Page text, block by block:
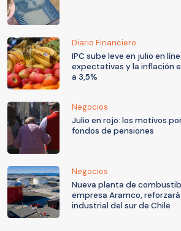
Diario Financiero
IPC sube leve en julio en
expectativas y la inflación
a 3,5%
Negocios
Julio en rojo: los motivos
fondos de pensiones
Negocios
Nueva planta de
empresa Aramco,
industrial del sur de Chile